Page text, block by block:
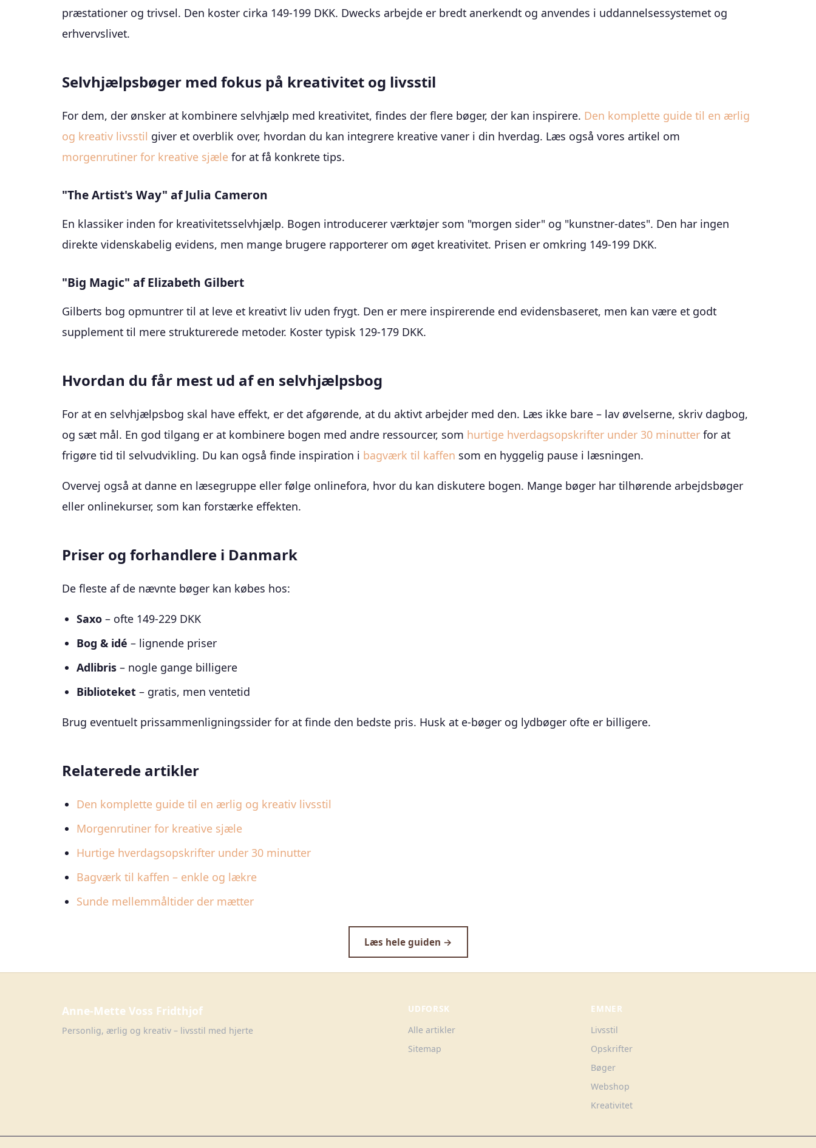
præstationer og trivsel. Den koster cirka 149-199 DKK. Dwecks arbejde er bredt anerkendt og anvendes i uddannelsessystemet og
erhvervslivet.
Selvhjælpsbøger med fokus på kreativitet og livsstil
For dem, der ønsker at kombinere selvhjælp med kreativitet, findes der flere bøger, der kan inspirere. Den komplette guide til en ærlig
og kreativ livsstil giver et overblik over, hvordan du kan integrere kreative vaner i din hverdag. Læs også vores artikel om
morgenrutiner for kreative sjæle for at få konkrete tips.
"The Artist's Way" af Julia Cameron
En klassiker inden for kreativitetsselvhjælp. Bogen introducerer værktøjer som "morgen sider" og "kunstner-dates". Den har ingen
direkte videnskabelig evidens, men mange brugere rapporterer om øget kreativitet. Prisen er omkring 149-199 DKK.
"Big Magic" af Elizabeth Gilbert
Gilberts bog opmuntrer til at leve et kreativt liv uden frygt. Den er mere inspirerende end evidensbaseret, men kan være et godt
supplement til mere strukturerede metoder. Koster typisk 129-179 DKK.
Hvordan du får mest ud af en selvhjælpsbog
For at en selvhjælpsbog skal have effekt, er det afgørende, at du aktivt arbejder med den. Læs ikke bare – lav øvelserne, skriv dagbog,
og sæt mål. En god tilgang er at kombinere bogen med andre ressourcer, som hurtige hverdagsopskrifter under 30 minutter for at
frigøre tid til selvudvikling. Du kan også finde inspiration i bagværk til kaffen som en hyggelig pause i læsningen.
Overvej også at danne en læsegruppe eller følge onlinefora, hvor du kan diskutere bogen. Mange bøger har tilhørende arbejdsbøger
eller onlinekurser, som kan forstærke effekten.
Priser og forhandlere i Danmark
De fleste af de nævnte bøger kan købes hos:
Saxo – ofte 149-229 DKK
Bog & idé – lignende priser
Adlibris – nogle gange billigere
Biblioteket – gratis, men ventetid
Brug eventuelt prissammenligningssider for at finde den bedste pris. Husk at e-bøger og lydbøger ofte er billigere.
Relaterede artikler
Den komplette guide til en ærlig og kreativ livsstil
Morgenrutiner for kreative sjæle
Hurtige hverdagsopskrifter under 30 minutter
Bagværk til kaffen – enkle og lækre
Sunde mellemmåltider der mætter
Læs hele guiden →
Anne-Mette Voss Fridthjof
Personlig, ærlig og kreativ – livsstil med hjerte
UDFORSK
Alle artikler
Sitemap
EMNER
Livsstil
Opskrifter
Bøger
Webshop
Kreativitet